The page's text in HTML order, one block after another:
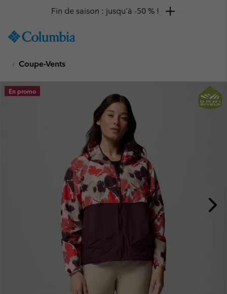
TO
SKIP
MAIN
NAV
Fin de saison : jusqu'à -50 % !
Coupe-Vents
En promo